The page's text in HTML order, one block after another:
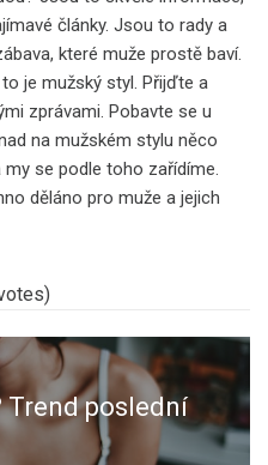
články. Jsou to rady a
které muže prostě baví.
je mužský styl. Přijďte a
zprávami. Pobavte se u
na mužském stylu něco
se podle toho zařídíme.
děláno pro muže a jejich
Trend poslední